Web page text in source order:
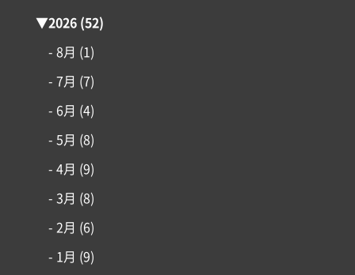
コンセプト
▼2026(52)
- 8月 (1)
- 7月 (7)
- 6月 (4)
- 5月 (8)
- 4月 (9)
- 3月 (8)
- 2月 (6)
- 1月 (9)